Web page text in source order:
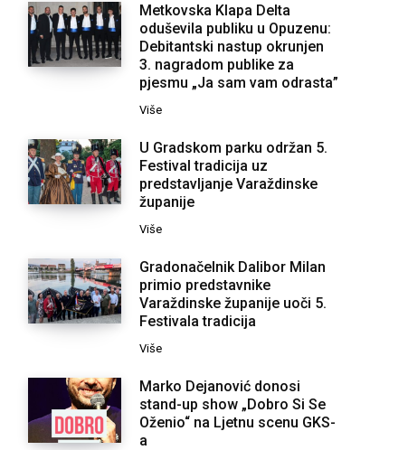
Metkovska Klapa Delta
oduševila publiku u Opuzenu:
Debitantski nastup okrunjen
3. nagradom publike za
pjesmu „Ja sam vam odrasta”
Više
U Gradskom parku održan 5.
Festival tradicija uz
predstavljanje Varaždinske
županije
Više
Gradonačelnik Dalibor Milan
primio predstavnike
Varaždinske županije uoči 5.
Festivala tradicija
Više
Marko Dejanović donosi
stand-up show „Dobro Si Se
Oženio“ na Ljetnu scenu GKS-
a